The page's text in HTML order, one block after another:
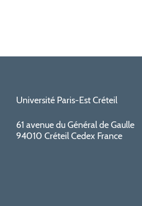
Université Paris-Est Créteil
61 avenue du Général de Gaulle
94010 Créteil Cedex France